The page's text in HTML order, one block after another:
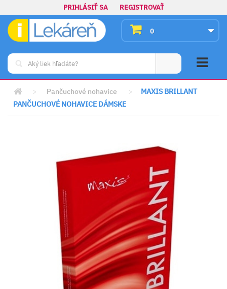
PRIHLÁSIŤ SA REGISTROVAŤ
0
> Pančuchové nohavice >
MAXIS BRILLANT
PANČUCHOVÉ NOHAVICE DÁMSKE